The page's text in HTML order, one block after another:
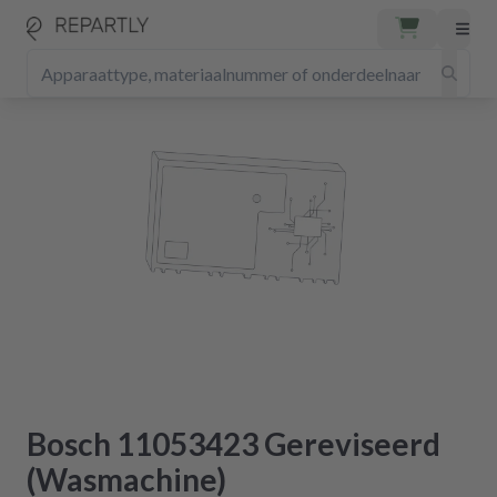
Bosch 11053423 Gereviseerd
(Wasmachine)